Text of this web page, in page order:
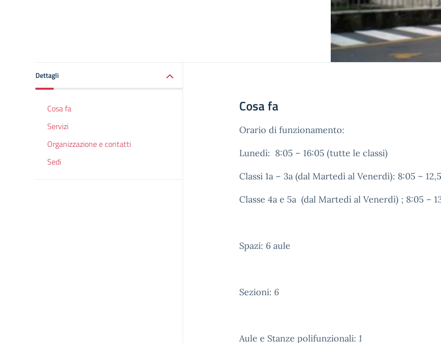
Dettagli
Cosa fa
Servizi
Organizzazione e contatti
Sedi
Cosa fa
Orario di funzionamento:
Lunedì: 8:05 – 16:05 (tutte le classi)
Classi 1a – 3a (dal Martedì al Venerdì): 8:05 –
Classe 4a e 5a (dal Martedì al Venerdì) ; 8:05 –
Spazi: 6 aule
Sezioni: 6
Aule e Stanze polifunzionali: 1